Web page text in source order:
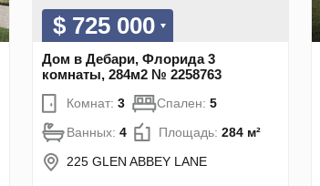
$ 725 000
Дом в Дебари, Флорида 3
комнаты, 284м2 № 2258763
Комнат: 3 Спален: 5
Ванных: 4 Площадь: 284 м²
225 GLEN ABBEY LANE